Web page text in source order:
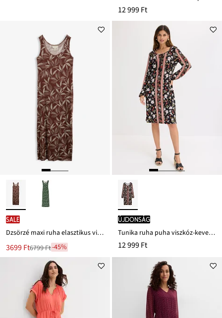
12 999 Ft
SALE
Dzsörzé maxi ruha elasztikus viszkóz keverékből
Új
ár
3699 Ft
Leárazva6799 Ft-45%
újdonság
Tunika ruha puha viszkóz-keverékből
12 999 Ft